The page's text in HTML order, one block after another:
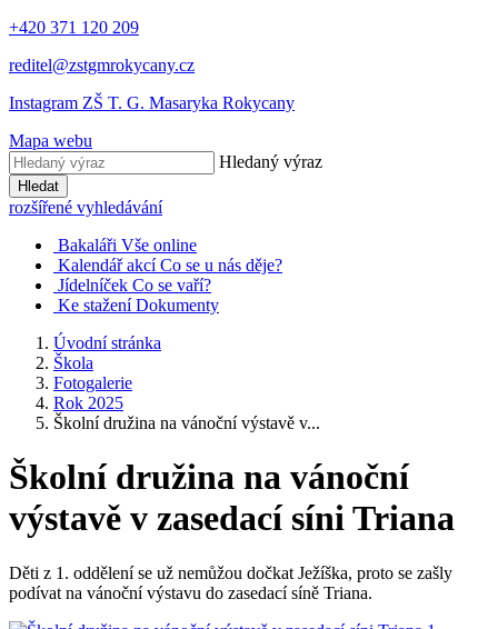
+420 371 120 209
reditel@zstgmrokycany.cz
Instagram ZŠ T. G. Masaryka Rokycany
Mapa webu
Hledaný výraz
Hledat
rozšířené vyhledávání
Bakaláři Vše online
Kalendář akcí Co se u nás děje?
Jídelníček Co se vaří?
Ke stažení Dokumenty
Úvodní stránka
Škola
Fotogalerie
Rok 2025
Školní družina na vánoční výstavě v...
Školní družina na vánoční
výstavě v zasedací síni Triana
Děti z 1. oddělení se už nemůžou dočkat Ježíška, proto se zašly
podívat na vánoční výstavu do zasedací síně Triana.